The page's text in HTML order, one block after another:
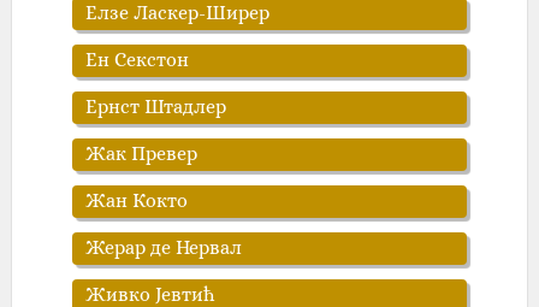
Елзе Ласкер-Ширер
Ен Секстон
Ернст Штадлер
Жак Превер
Жан Кокто
Жерар де Нервал
Живко Јевтић